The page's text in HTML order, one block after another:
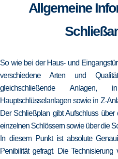
Allgemeine
So wie bei der Haus- und
verschiedene Arten und
gleichschließende
Hauptschlüsselanlagen sowie in Z-
Der Schließplan gibt Aufschluss
einzelnen Schlössern sowie über die
In diesem Punkt ist absolute
Penibilität gefragt. Die